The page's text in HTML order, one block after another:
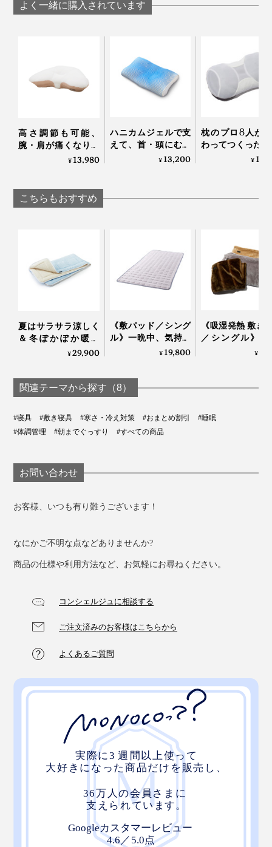
ループの目が細かいので、ふんわり柔らかい肌触り。シ
ンカーという丸編み機で編んでいるので、伸縮性もあっ
て、ますます柔らかい。
『スーパーZERO』で編むことで、糸と糸の間に、パイ
り空気を含んで、「ふっくら立ち上がるパイル」を実現
しました。
たっぷりの空気が、体温もため込んでくれるので、おだ
やかな暖かさが、朝まで続きます。
パイル地は、綿100％で、吸放湿性もバツグン。寝汗を
かいても、しっかり吸って、放出してくれるから、一晩
中、肌ざわりサラサラです。
『ZEPPINパイル』はケバ落ちが少ないから、ヘタリにくく、ふんわり感が長持ち
まるで、雲に寝転んだような、フッカフカの寝心地と、
おだやかな春のような暖かさを実現した『ZEPPINパイ
ZEPPINパイル
ZEPPINパイル
よく一緒に購入されています
高さ調節も可能、
腕・肩が痛くなりに
くい「横向き寝 専用
¥13,980
ハニカムジェルで支
えて、首・頭にむに
ゅフィットする「ひ
¥13,200
枕のプロ8人が
わってつくった“
3センチ”の究極
¥
こちらもおすすめ
夏はサラサラ涼しく
＆冬ぽかぽか暖か
い、敷くだけ「体圧
らしきしんぐ™
¥29,900
《敷パッド／シング
ル》一晩中、気持ち
いいヒンヤリ感が続
団」｜The ICE 27
¥19,800
《吸湿発熱 敷き
／シングル》1
5℃アップ！ 軽
NIDO notteⅢ
¥
関連テーマから探す（8）
#寝具 #敷き寝具 #寒さ・冷え対策 #おまとめ割引
#睡眠
#体調管理
#朝までぐっすり #すべての商品
お問い合わせ
お客様、いつも有り難うございます！
なにかご不明な点などありませんか?
商品の仕様や利用方法など、お気軽にお尋ねください。
コンシェルジュに相談する
ご注文済みのお客様はこちらから
よくあるご質問